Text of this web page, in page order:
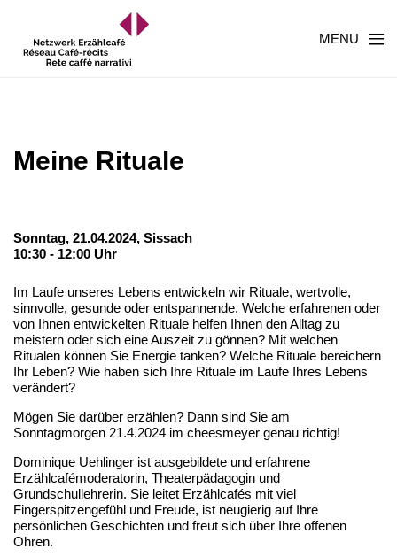
MENU
Meine Rituale
Sonntag, 21.04.2024, Sissach
10:30 - 12:00 Uhr
Im Laufe unseres Lebens entwickeln wir Rituale, wertvolle,
sinnvolle, gesunde oder entspannende. Welche erfahrenen oder
von Ihnen entwickelten Rituale helfen Ihnen den Alltag zu
meistern oder sich eine Auszeit zu gönnen? Mit welchen
Ritualen können Sie Energie tanken? Welche Rituale bereichern
Ihr Leben? Wie haben sich Ihre Rituale im Laufe Ihres Lebens
verändert?
Mögen Sie darüber erzählen? Dann sind Sie am
Sonntagmorgen 21.4.2024 im cheesmeyer genau richtig!
Dominique Uehlinger ist ausgebildete und erfahrene
Erzählcafémoderatorin, Theaterpädagogin und
Grundschullehrerin. Sie leitet Erzählcafés mit viel
Fingerspitzengefühl und Freude, ist neugierig auf Ihre
persönlichen Geschichten und freut sich über Ihre offenen
Ohren.